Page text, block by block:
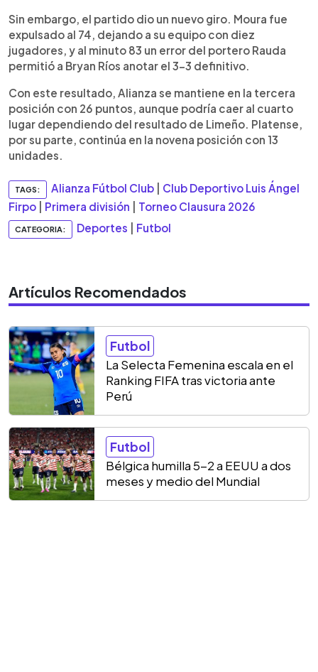
Sin embargo, el partido dio un nuevo giro. Moura fue
expulsado al 74, dejando a su equipo con diez
jugadores, y al minuto 83 un error del portero Rauda
permitió a Bryan Ríos anotar el 3-3 definitivo.
Con este resultado, Alianza se mantiene en la tercera
posición con 26 puntos, aunque podría caer al cuarto
lugar dependiendo del resultado de Limeño. Platense,
por su parte, continúa en la novena posición con 13
unidades.
TAGS: Alianza Fútbol Club
Club Deportivo Luis Ángel
Firpo
Primera división Torneo Clausura 2026
CATEGORIA: Deportes Futbol
Artículos Recomendados
Futbol
La Selecta Femenina escala en el
Ranking FIFA tras victoria ante
Perú
Futbol
Bélgica humilla 5-2 a EEUU a dos
meses y medio del Mundial